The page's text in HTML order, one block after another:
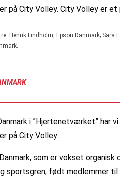
på City Volley. City Volley er
Henrik Lindholm, Epson Danmark;
i ”Hjertenetværket”
på City Volley.
som er vokset
sportsgren, født medlemmer